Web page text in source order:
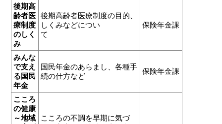
後期高
齢者医
療制度
のしく
み
後期高齢者医療制度の目的、
しくみなどについ
て
保険年金課
みんな
で支え
る国民
年金
国民年金のあらまし、各種手
続の仕方など
保険年金課
こころ
の健康
～地域 こころの不調を早期に気づ